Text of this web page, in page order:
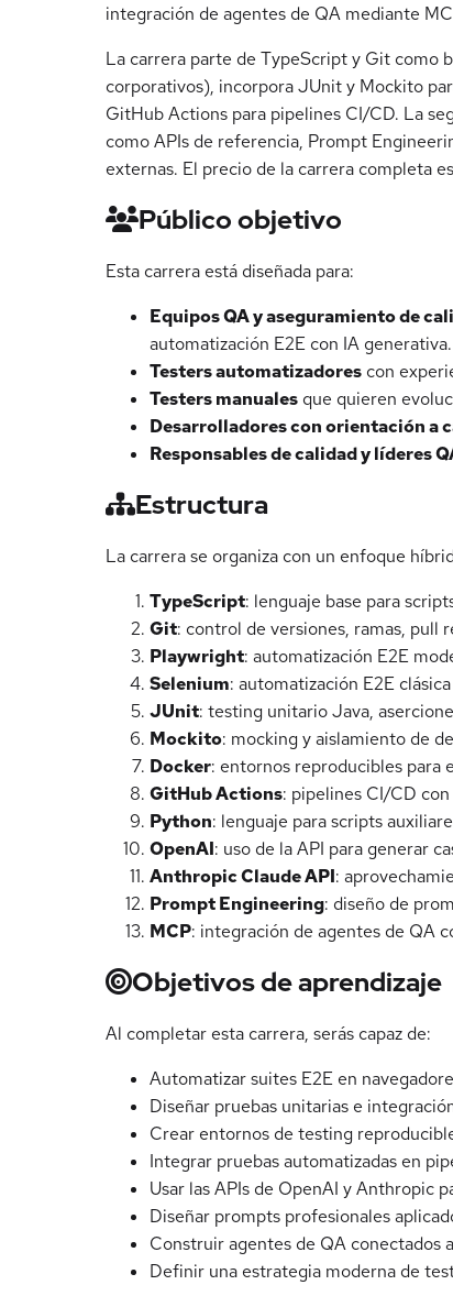
integración de agentes de QA mediante
La carrera parte de TypeScript y Git como
corporativos), incorpora JUnit y Mockito
GitHub Actions para pipelines CI/CD. La
como APIs de referencia, Prompt
externas. El precio de la carrera completa
Público objetivo
Esta carrera está diseñada para:
Equipos QA y aseguramiento de
automatización E2E con IA generativa.
Testers automatizadores con
Testers manuales que quieren
Desarrolladores con orientación a
Responsables de calidad y líderes
Estructura
La carrera se organiza con un enfoque
TypeScript: lenguaje base para
Git: control de versiones, ramas, pull
Playwright: automatización E2E
Selenium: automatización E2E
JUnit: testing unitario Java,
Mockito: mocking y aislamiento de
Docker: entornos reproducibles para
GitHub Actions: pipelines CI/CD
Python: lenguaje para scripts
OpenAI: uso de la API para generar
Anthropic Claude API:
Prompt Engineering: diseño de
MCP: integración de agentes de QA
Objetivos de aprendizaje
Al completar esta carrera, serás capaz de:
Automatizar suites E2E en
Diseñar pruebas unitarias e
Crear entornos de testing
Integrar pruebas automatizadas en
Usar las APIs de OpenAI y Anthropic
Diseñar prompts profesionales
Construir agentes de QA conectados
Definir una estrategia moderna de